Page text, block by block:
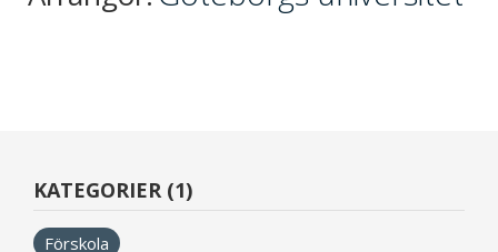
KATEGORIER (1)
Förskola